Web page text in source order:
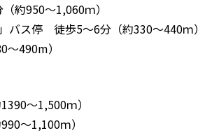
約950～1,060ｍ）
バス停 徒歩5～6分（約330～440ｍ）
490m）
～1,500ｍ）
～1,100ｍ）